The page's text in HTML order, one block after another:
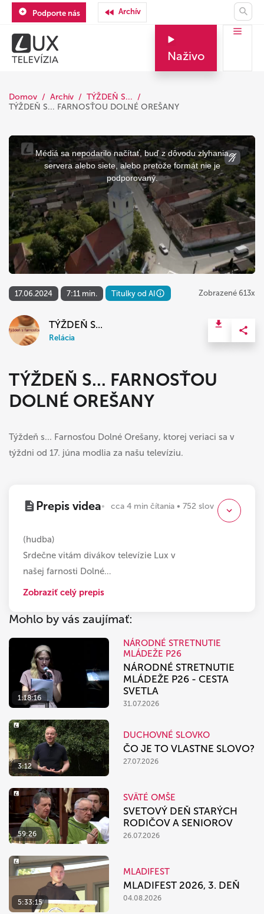
Podporte nás Archív
Naživo
Domov Archív
TÝŽDEŇ S...
TÝŽDEŇ S... FARNOSŤOU DOLNÉ OREŠANY
This
modal
window.
Médiá sa nepodarilo načítať, buď z dôvodu zlyhania
servera alebo siete, alebo pretože formát nie je
podporovaný.
17.06.2024 7:11 min. Titulky od AI Zobrazené 613x
TÝŽDEŇ S...
Relácia
TÝŽDEŇ S... FARNOSŤOU
DOLNÉ OREŠANY
Týždeň s... Farnosťou Dolné Orešany, ktorej veriaci sa v
týždni od 17. júna modlia za našu televíziu.
Prepis videa cca 4 min čítania • 752 slov
(hudba)
Srdečne vitám divákov televízie Lux v
našej farnosti Dolné…
Zobraziť celý prepis
Mohlo by vás zaujímať:
1:18:16
NÁRODNÉ STRETNUTIE
MLÁDEŽE P26
NÁRODNÉ STRETNUTIE
MLÁDEŽE P26 - CESTA
SVETLA
31.07.2026
3:12
DUCHOVNÉ SLOVKO
ČO JE TO VLASTNE SLOVO?
27.07.2026
59:26
SVÄTÉ OMŠE
SVETOVÝ DEŇ STARÝCH
RODIČOV A SENIOROV
26.07.2026
5:33:15
MLADIFEST
MLADIFEST 2026, 3. DEŇ
04.08.2026